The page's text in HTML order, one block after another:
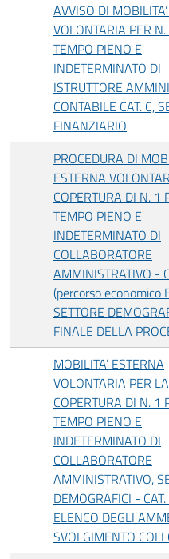
AVVISO DI
VOLONTARIA PER
TEMPO PIENO E
INDETERMINATO DI
ISTRUTTORE
CONTABILE CAT. C,
FINANZIARIO
PROCEDURA DI
ESTERNA
COPERTURA DI N. 1
TEMPO PIENO E
INDETERMINATO DI
COLLABORATORE
AMMINISTRATIVO -
(percorso economico
SETTORE
FINALE DELLA
MOBILITA’ ESTERNA
VOLONTARIA PER LA
COPERTURA DI N. 1
TEMPO PIENO E
INDETERMINATO DI
COLLABORATORE
AMMINISTRATIVO,
DEMOGRAFICI -
ELENCO DEGLI
SVOLGIMENTO